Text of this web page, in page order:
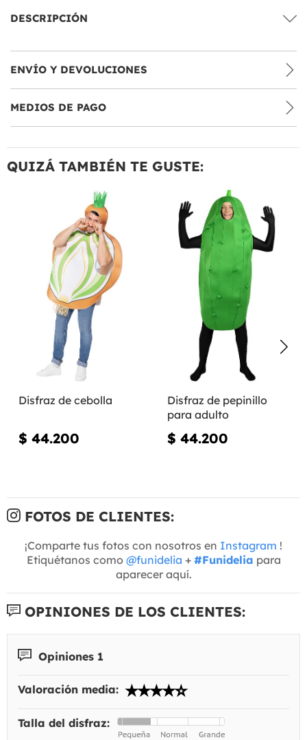
DESCRIPCIÓN
ENVÍO Y DEVOLUCIONES
MEDIOS DE PAGO
QUIZÁ TAMBIÉN TE GUSTE:
Disfraz de cebolla
$ 44.200
Disfraz de pepinillo
para adulto
$ 44.200
FOTOS DE CLIENTES:
¡Comparte tus fotos con nosotros en Instagram !
Etiquétanos como @funidelia + #Funidelia para
aparecer aquí.
OPINIONES DE LOS CLIENTES:
Opiniones 1
Valoración media:
Talla del disfraz: